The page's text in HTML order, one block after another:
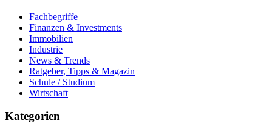
Fachbegriffe
Finanzen & Investments
Immobilien
Industrie
News & Trends
Ratgeber, Tipps & Magazin
Schule / Studium
Wirtschaft
Kategorien